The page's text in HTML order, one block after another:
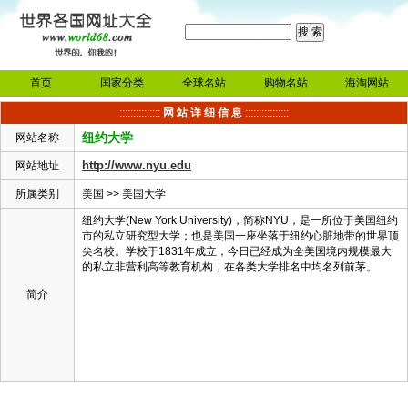
首页 国家分类 全球名站 购物名站 海淘网站
::::::::::::::: 网 站 详 细 信 息 ::::::::::::::::
网站名称
纽约大学
网站地址 http://www.nyu.edu
所属类别 美国 >>美国大学
简介
纽约大学(New York University)，简称NYU，是一所位于美国纽约
市的私立研究型大学；也是美国一座坐落于纽约心脏地带的世界顶
尖名校。学校于1831年成立，今日已经成为全美国境内规模最大
的私立非营利高等教育机构，在各类大学排名中均名列前茅。